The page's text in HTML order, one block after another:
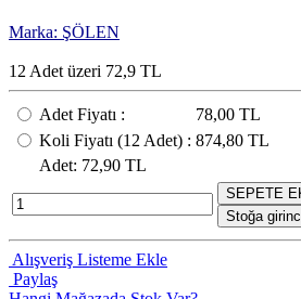
Marka: ŞÖLEN
12 Adet üzeri 72,9 TL
Adet Fiyatı :
78,00 TL
Koli Fiyatı (12 Adet) : 874,80 TL
Adet: 72,90 TL
SEPETE
Stoğa
Alışveriş Listeme Ekle
Paylaş